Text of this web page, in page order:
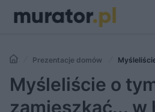
Prezentacje domów
hydroforni? Kupili ją za 30 tysięcy. "To
w naszym życiu"
Myśleliście o
zamieszkać... w